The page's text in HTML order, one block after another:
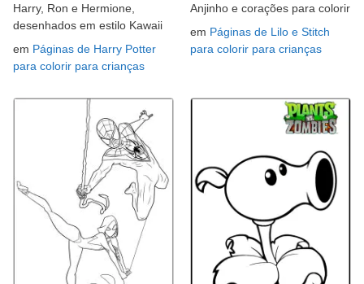
Harry, Ron e Hermione,
desenhados em estilo Kawaii
em Páginas de Harry Potter
para colorir para crianças
Anjinho e corações para colorir
em Páginas de Lilo e Stitch
para colorir para crianças